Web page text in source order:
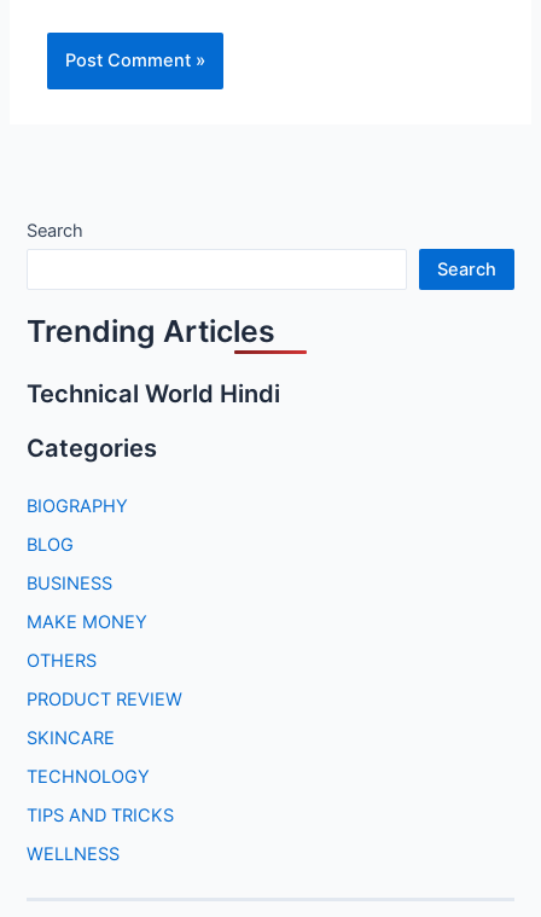
Search
Search
Trending Articles
Technical World Hindi
Categories
BIOGRAPHY
BLOG
BUSINESS
MAKE MONEY
OTHERS
PRODUCT REVIEW
SKINCARE
TECHNOLOGY
TIPS AND TRICKS
WELLNESS